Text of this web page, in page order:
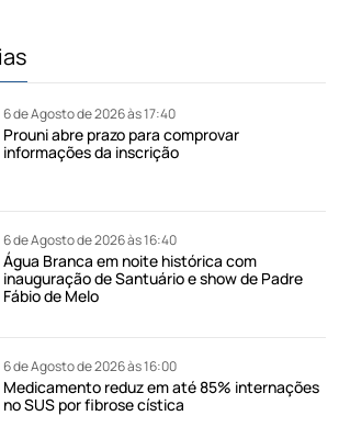
6 de Agosto de 2026 às 17:40
Prouni abre prazo para comprovar
informações da inscrição
6 de Agosto de 2026 às 16:40
Água Branca em noite histórica com
inauguração de Santuário e show de Padre
Fábio de Melo
6 de Agosto de 2026 às 16:00
Medicamento reduz em até 85% internações
no SUS por fibrose cística